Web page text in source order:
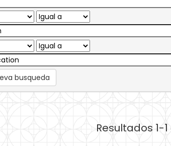
busqueda
Resultados 1-1